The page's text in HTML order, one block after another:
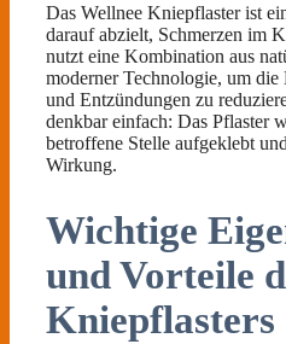
Das Wellnee Kniepflaster ist
darauf abzielt, Schmerzen im
nutzt eine Kombination aus
moderner Technologie, um
und Entzündungen zu
denkbar einfach: Das Pflaster
betroffene Stelle aufgeklebt
Wirkung.
Wichtige
und Vorteile
Kniepflasters